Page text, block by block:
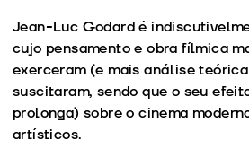
Jean-Luc Godard é
cujo pensamento e obra fílmica
exerceram (e mais análise
suscitaram, sendo que o seu
prolonga) sobre o cinema
artísticos.